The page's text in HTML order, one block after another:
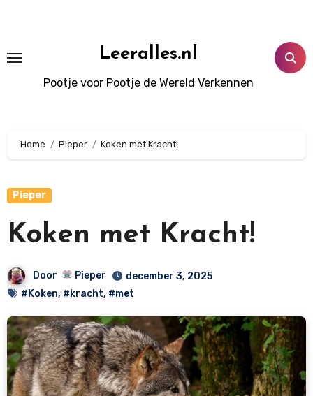
Leeralles.nl
Pootje voor Pootje de Wereld Verkennen
Home Pieper Koken met Kracht!
Pieper
Koken met Kracht!
Door Pieper
december 3, 2025
#Koken, #kracht, #met